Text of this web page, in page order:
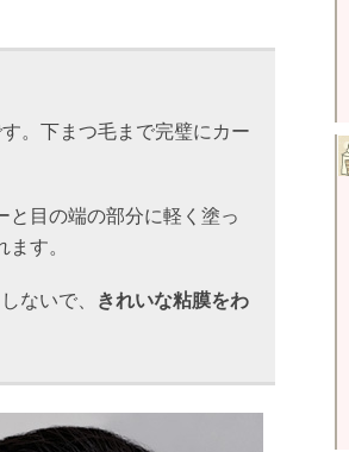
す。下まつ毛まで完璧にカー
と目の端の部分に軽く塗っ
す。
ないで、
きれいな粘膜をわ